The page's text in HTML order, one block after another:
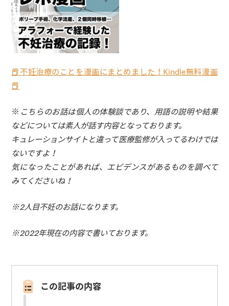
📕不妊治療のことを漫画にまとめました！Kindle無料漫画
📕
※ こちらのお話は個人の体験談であり、用語の説明や結果
などについては素人が話す内容となっております。
キュレーションサイトと違って医療監修が入ってるわけでは
ないですよ！
気になったことがあれば、エビデンスがあるものを調べて
みてくださいね！
※2人目不妊のお話になります。
※2022年現在の内容で書いております。
この記事の内容